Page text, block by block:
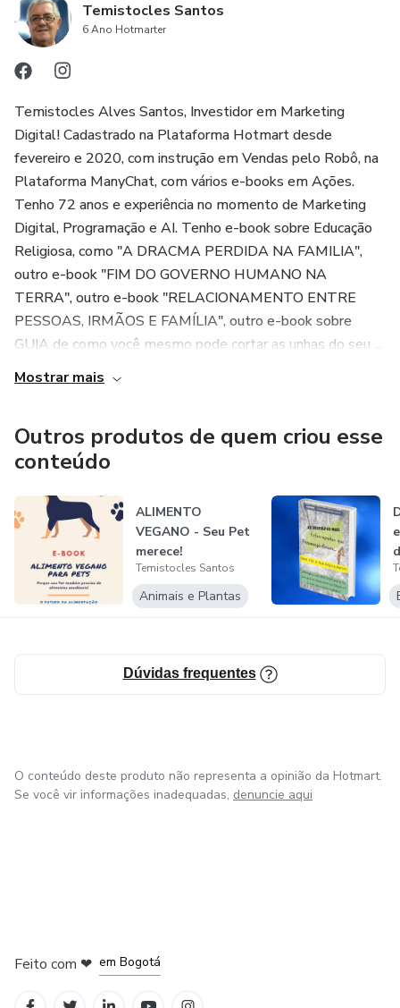
Temistocles Santos
6 Ano Hotmarter
Temistocles Alves Santos, Investidor em Marketing
Digital! Cadastrado na Plataforma Hotmart desde
fevereiro e 2020, com instrução em Vendas pelo Robô, na
Plataforma ManyChat, com vários e-books em Ações.
Tenho 72 anos e experiência no momento de Marketing
Digital, Programação e AI. Tenho e-book sobre Educação
Religiosa, como "A DRACMA PERDIDA NA FAMILIA",
outro e-book "FIM DO GOVERNO HUMANO NA
TERRA", outro e-book "RELACIONAMENTO ENTRE
PESSOAS, IRMÃOS E FAMÍLIA", outro e-book sobre
GUIA de como você mesmo pode cortar as unhas do seu ...
Mostrar mais
Outros produtos de quem criou esse
conteúdo
ALIMENTO
VEGANO - Seu Pet
merece!
Temistocles Santos
Animais e Plantas
Dúvidas frequentes
O conteúdo deste produto não representa a opinião da Hotmart.
Se você vir informações inadequadas, denuncie aqui
Feito com ❤ em Bogotá